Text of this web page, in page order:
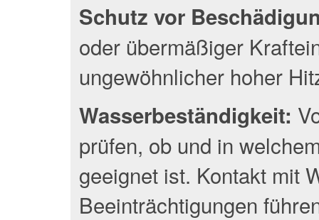
Schutz vor
oder übermäßiger
ungewöhnlicher hoher
Wasserbeständigkeit:
prüfen, ob und in
geeignet ist. Kontakt mit
Beeinträchtigungen